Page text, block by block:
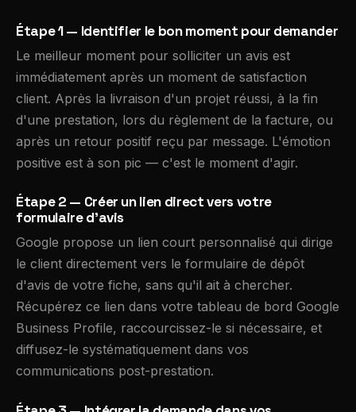
Étape 1 — Identifier le bon moment pour demander
Le meilleur moment pour solliciter un avis est
immédiatement après un moment de satisfaction
client. Après la livraison d'un projet réussi, à la fin
d'une prestation, lors du règlement de la facture, ou
après un retour positif reçu par message. L'émotion
positive est à son pic — c'est le moment d'agir.
Étape 2 — Créer un lien direct vers votre
formulaire d'avis
Google propose un lien court personnalisé qui dirige
le client directement vers le formulaire de dépôt
d'avis de votre fiche, sans qu'il ait à chercher.
Récupérez ce lien dans votre tableau de bord Google
Business Profile, raccourcissez-le si nécessaire, et
diffusez-le systématiquement dans vos
communications post-prestation.